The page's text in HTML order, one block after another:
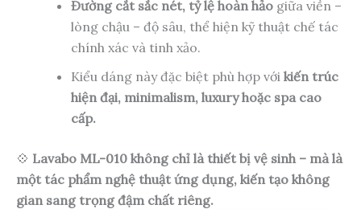
Đường cắt sắc nét, tỷ lệ hoàn hảo giữa viền –
lòng chậu – độ sâu, thể hiện kỹ thuật chế tác
chính xác và tinh xảo.
Kiểu dáng này đặc biệt phù hợp với kiến trúc
hiện đại, minimalism, luxury hoặc spa cao
cấp.
💠 Lavabo ML-010 không chỉ là thiết bị vệ sinh – mà là
một tác phẩm nghệ thuật ứng dụng, kiến tạo không
gian sang trọng đậm chất riêng.